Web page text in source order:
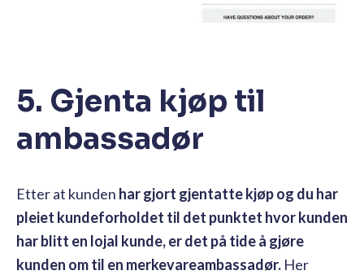
5. Gjenta kjøp til
ambassadør
Etter at kunden har gjort gjentatte kjøp og du har
pleiet kundeforholdet til det punktet hvor kunden
har blitt en lojal kunde, er det på tide å gjøre
kunden om til en merkevareambassadør. Her